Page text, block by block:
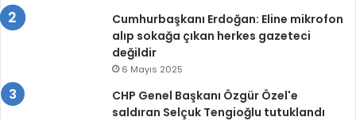
Cumhurbaşkanı Erdoğan: Eline mikrofon
alıp sokağa çıkan herkes gazeteci
değildir
6 Mayıs 2025
CHP Genel Başkanı Özgür Özel'e
saldıran Selçuk Tengioğlu tutuklandı